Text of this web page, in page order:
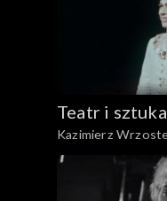
Teatr i
Kazimierz
portretu